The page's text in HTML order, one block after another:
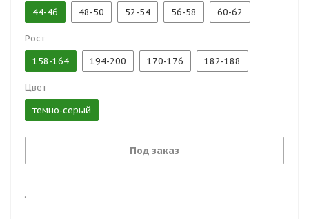
Сертификаты и госты:
ГОСТ 25295-03
44-46
48-50 52-54 56-58 60-62
Рост
158-164
194-200 170-176 182-188
Цвет
темно-серый
Под заказ
.